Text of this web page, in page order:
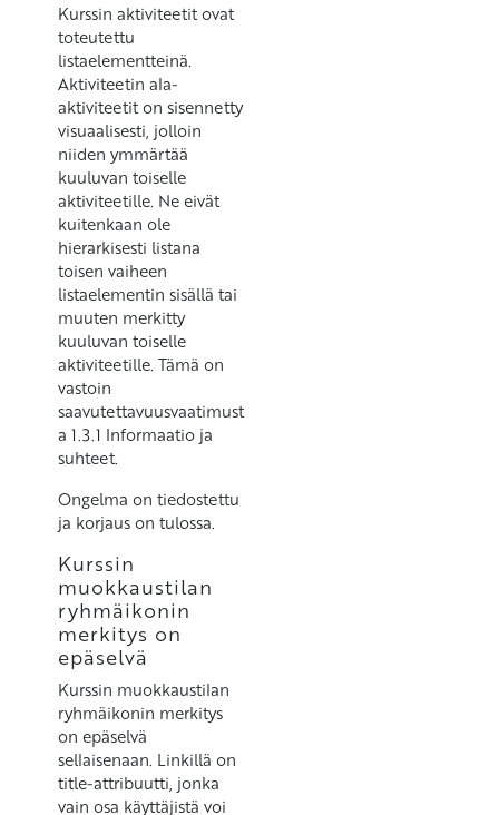
Kurssin aktiviteetit ovat
toteutettu
listaelementteinä.
Aktiviteetin ala-
aktiviteetit on sisennetty
visuaalisesti, jolloin
niiden ymmärtää
kuuluvan toiselle
aktiviteetille. Ne eivät
kuitenkaan ole
hierarkisesti listana
toisen vaiheen
listaelementin sisällä tai
muuten merkitty
kuuluvan toiselle
aktiviteetille. Tämä on
vastoin
saavutettavuusvaatimust
a 1.3.1 Informaatio ja
suhteet.
Ongelma on tiedostettu
ja korjaus on tulossa.
Kurssin
muokkaustilan
ryhmäikonin
merkitys on
epäselvä
Kurssin muokkaustilan
ryhmäikonin merkitys
on epäselvä
sellaisenaan. Linkillä on
title-attribuutti, jonka
vain osa käyttäjistä voi